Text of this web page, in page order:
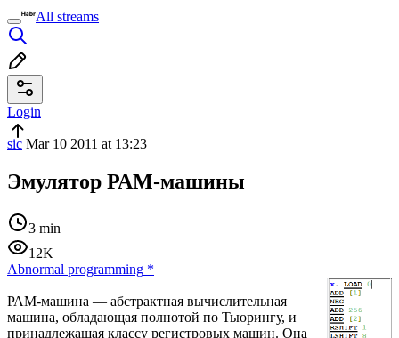
All streams
Login
sic Mar 10 2011 at 13:23
Эмулятор РАМ-машины
3 min
12K
Abnormal programming *
РАМ-машина — абстрактная вычислительная
машина, обладающая полнотой по Тьюрингу, и
принадлежащая классу регистровых машин. Она